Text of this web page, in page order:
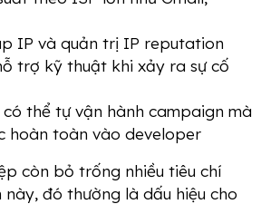
IP và quản trị IP reputation
trợ kỹ thuật khi xảy ra sự cố
thể tự vận hành campaign mà
hoàn toàn vào developer
còn bỏ trống nhiều tiêu chí
đó thường là dấu hiệu cho